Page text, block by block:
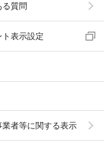
る質問
ト表示設定
業者等に関する表示